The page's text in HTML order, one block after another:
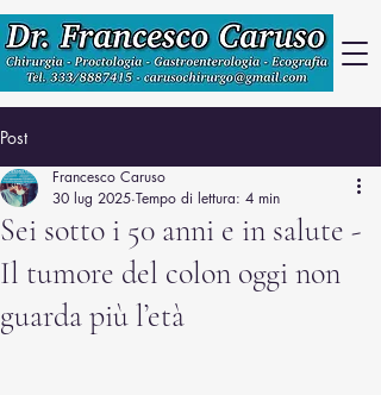
Post
Sei sotto i 50 anni e in salute -
Il tumore del colon oggi non
guarda più l’età
Francesco Caruso
30 lug 2025 Tempo di lettura: 4 min